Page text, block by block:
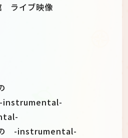
ライブ映像
-instrumental-
の -instrumental-